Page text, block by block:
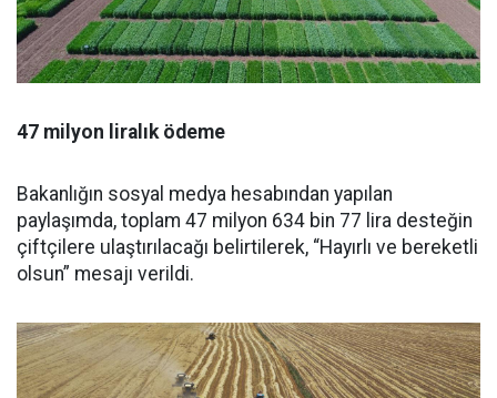
47 milyon liralık ödeme
Bakanlığın sosyal medya hesabından yapılan
paylaşımda, toplam 47 milyon 634 bin 77 lira desteğin
çiftçilere ulaştırılacağı belirtilerek, “Hayırlı ve bereketli
olsun” mesajı verildi.